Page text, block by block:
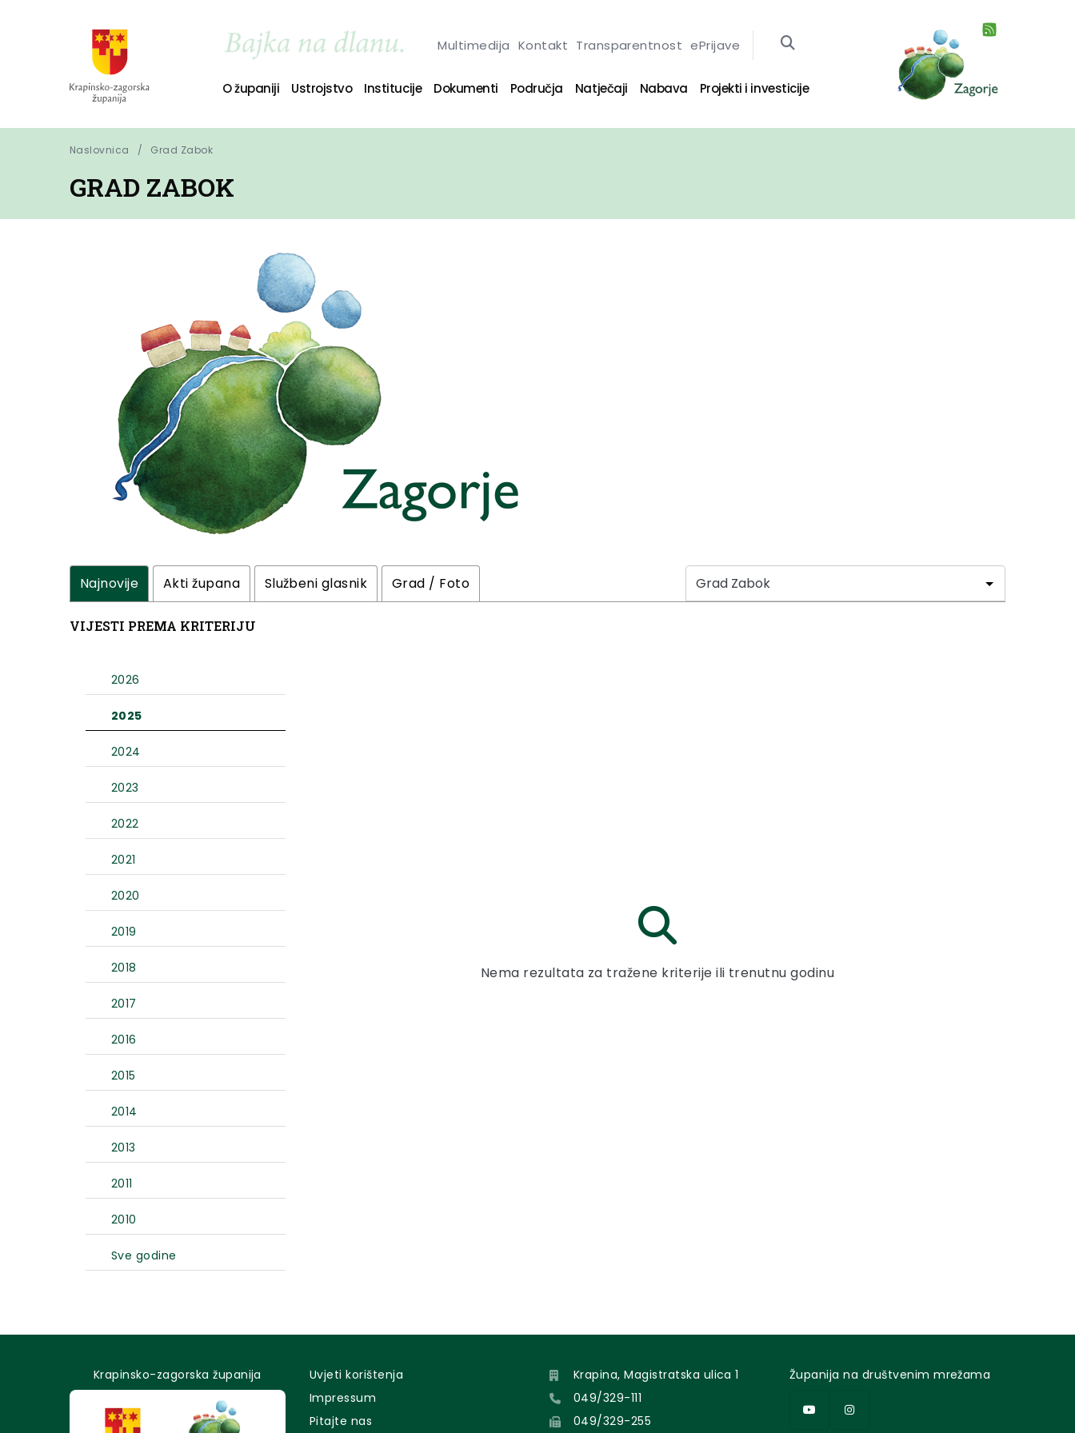
Multimedija Kontakt Transparentnost ePrijave
O županiji Ustrojstvo Institucije Dokumenti Područja Natječaji Nabava Projekti i investicije
Naslovnica Grad Zabok
GRAD ZABOK
Najnovije Akti župana Službeni glasnik Grad / Foto
VIJESTI PREMA KRITERIJU
2026
2025
2024
2023
2022
2021
2020
2019
2018
2017
2016
2015
2014
2013
2011
2010
Sve godine
Nema rezultata za tražene kriterije ili trenutnu godinu
Krapinsko-zagorska županija
Uvjeti korištenja
Impressum
Pitajte nas
Krapina, Magistratska ulica 1
049/329-111
049/329-255
Županija na društvenim mrežama